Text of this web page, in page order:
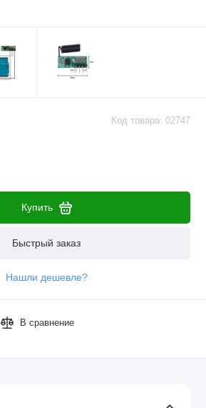
Код товара: 02747
Купить
Быстрый заказ
Нашли дешевле?
В сравнение